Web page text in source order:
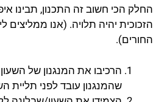
החלק הכי חשוב זה התכנון, תבינו
הזכוכית יהיה תלויה. (אנו ממליצים
החורים).
הרכיבו את המנגנון של השעון
שהמנגנון עובד לפני תליית